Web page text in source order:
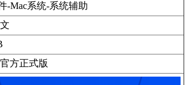
-Mac系统-系统辅助
方正式版